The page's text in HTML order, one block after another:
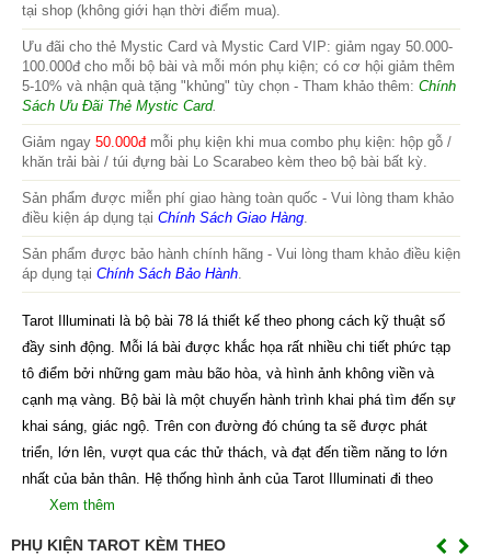
tại shop (không giới hạn thời điểm mua).
Ưu đãi cho thẻ Mystic Card và Mystic Card VIP: giảm ngay 50.000-
100.000đ cho mỗi bộ bài và mỗi món phụ kiện; có cơ hội giảm thêm
5-10% và nhận quà tặng "khủng" tùy chọn - Tham khảo thêm: Chính
Sách Ưu Đãi Thẻ Mystic Card.
Giảm ngay 50.000đmỗi phụ kiện khi mua combo phụ kiện: hộp gỗ /
khăn trải bài / túi đựng bài Lo Scarabeo kèm theo bộ bài bất kỳ.
Sản phẩm được miễn phí giao hàng toàn quốc - Vui lòng tham khảo
điều kiện áp dụng tại Chính Sách Giao Hàng
Sản phẩm được bảo hành chính hãng - Vui lòng tham khảo điều kiện
áp dụng tại Chính Sách Bảo Hành
Tarot Illuminati là bộ bài 78 lá thiết kế theo phong cách kỹ thuật số
đầy sinh động. Mỗi lá bài được khắc họa rất nhiều chi tiết phức tạp
tô điểm bởi những gam màu bão hòa, và hình ảnh không viền và
cạnh mạ vàng. Bộ bài là một chuyến hành trình khai phá tìm đến sự
khai sáng, giác ngộ. Trên con đường đó chúng ta sẽ được phát
triển, lớn lên, vượt qua các thử thách, và đạt đến tiềm năng to lớn
nhất của bản thân. Hệ thống hình ảnh của Tarot Illuminati đi theo
Xem thêm
PHỤ KIỆN TAROT KÈM THEO